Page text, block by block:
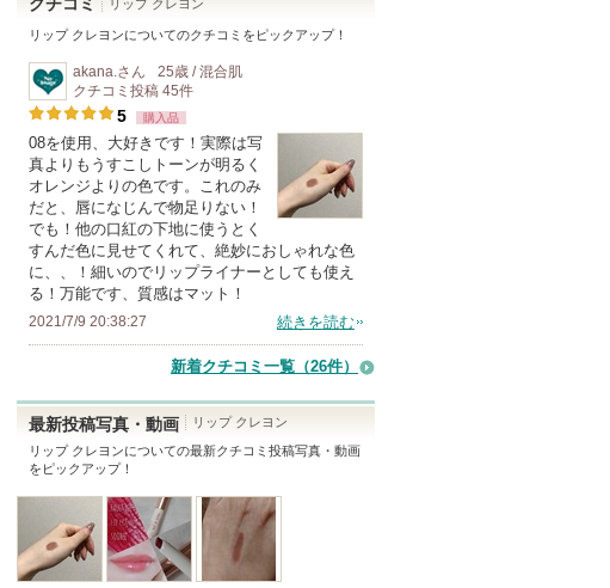
クチコミ リップ クレヨン
リップ クレヨンについてのクチコミをピックアップ！
akana.さん
25歳 / 混合肌
クチコミ投稿 45件
5 購入品
08を使用、大好きです！実際は写
真よりもうすこしトーンが明るく
オレンジよりの色です。これのみ
だと、唇になじんで物足りない！
でも！他の口紅の下地に使うとく
すんだ色に見せてくれて、絶妙におしゃれな色
に、、！細いのでリップライナーとしても使え
る！万能です、質感はマット！
2021/7/9 20:38:27 続きを読む
新着クチコミ一覧 （26件）
最新投稿写真・動画
リップ クレヨン
リップ クレヨンについての最新クチコミ投稿写真・動画
をピックアップ！